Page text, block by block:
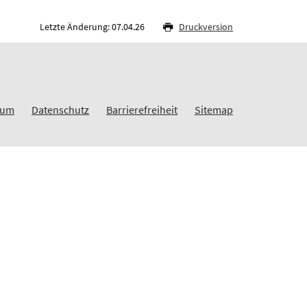
Letzte Änderung: 07.04.26 Druckversion
Datenschutz Barrierefreiheit Sitemap